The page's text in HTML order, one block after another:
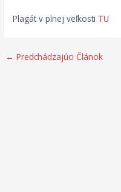
Plagát v plnej veľkosti TU
← Predchádzajúci Článok